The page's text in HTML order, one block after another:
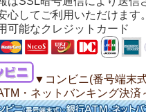
心してご利用いただけます。
可能なクレジットカード
▼コンビニ(番号端末式
・ネットバンキング決済